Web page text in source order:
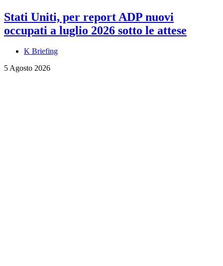
Stati Uniti, per report ADP nuovi
occupati a luglio 2026 sotto le attese
K Briefing
5 Agosto 2026